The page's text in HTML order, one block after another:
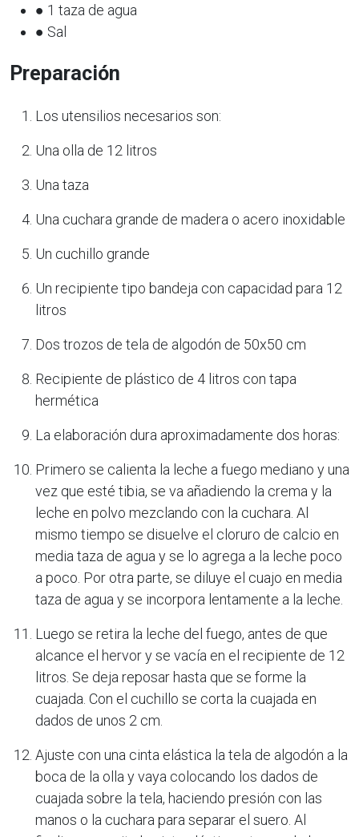
● 1 taza de agua
● Sal
Preparación
Los utensilios necesarios son:
Una olla de 12 litros
Una taza
Una cuchara grande de madera o acero inoxidable
Un cuchillo grande
Un recipiente tipo bandeja con capacidad para 12
litros
Dos trozos de tela de algodón de 50x50 cm
Recipiente de plástico de 4 litros con tapa
hermética
La elaboración dura aproximadamente dos horas:
Primero se calienta la leche a fuego mediano y una
vez que esté tibia, se va añadiendo la crema y la
leche en polvo mezclando con la cuchara. Al
mismo tiempo se disuelve el cloruro de calcio en
media taza de agua y se lo agrega a la leche poco
a poco. Por otra parte, se diluye el cuajo en media
taza de agua y se incorpora lentamente a la leche.
Luego se retira la leche del fuego, antes de que
alcance el hervor y se vacía en el recipiente de 12
litros. Se deja reposar hasta que se forme la
cuajada. Con el cuchillo se corta la cuajada en
dados de unos 2 cm.
Ajuste con una cinta elástica la tela de algodón a la
boca de la olla y vaya colocando los dados de
cuajada sobre la tela, haciendo presión con las
manos o la cuchara para separar el suero. Al